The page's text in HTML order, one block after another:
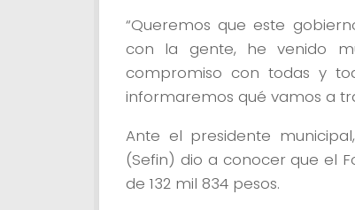
“Queremos que este
con la gente, he venido
compromiso con todas y
informaremos qué vamos a
Ante el presidente
(Sefin) dio a conocer que el
de 132 mil 834 pesos.